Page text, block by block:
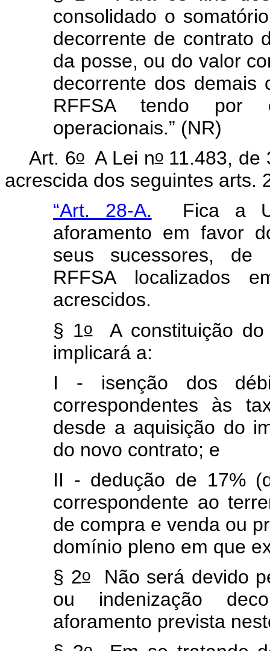
consolidado o
decorrente de contrato
da posse, ou do valor
decorrente dos demais
RFFSA tendo por
operacionais.” (NR)
Art. 6oA Lei no11.483, de
acrescida dos seguintes arts.
“Art. 28-A. Fica a
aforamento em favor
seus sucessores, de
RFFSA localizados
acrescidos.
§ 1oA constituição do
implicará a:
I - isenção dos
correspondentes às
desde a aquisição do
do novo contrato; e
II - dedução de 17%
correspondente ao
de compra e venda ou
domínio pleno em que
§ 2oNão será devido
ou indenização
aforamento prevista